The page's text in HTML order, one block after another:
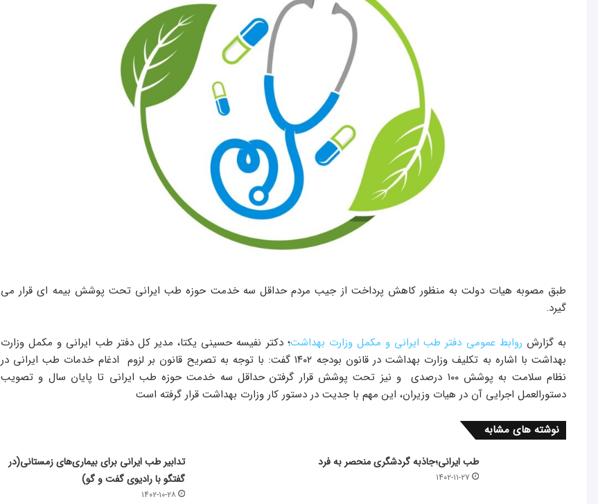
طبق مصوبه هیات دولت به منظور کاهش پرداخت از جیب مردم حداقل سه خدمت حوزه طب ایرانی تحت پوشش بیمه ای قرار می
گیرد.
به گزارش روابط عمومی دفتر طب ایرانی و مکمل وزارت بهداشت؛ دکتر نفیسه حسینی یکتا، مدیر کل دفتر طب ایرانی و مکمل وزارت
بهداشت با اشاره به تکلیف وزارت بهداشت در قانون بودجه ۱۴۰۲ گفت: با توجه به تصریح قانون بر لزوم ادغام خدمات طب ایرانی در
نظام سلامت به پوشش ۱۰۰ درصدی و نیز تحت پوشش قرار گرفتن حداقل سه خدمت حوزه طب ایرانی تا پایان سال و تصویب
دستورالعمل اجرایی آن در هیات وزیران، این مهم با جدیت در دستور کار وزارت بهداشت قرار گرفته است
نوشته های مشابه
طب ایرانی؛جاذبه گردشگری منحصر به فرد
۱۴۰۲-۱۱-۲۷
تدابیر طب ایرانی برای بیماری‌های زمستانی(در
گفتگو با رادیوی گفت و گو)
۱۴۰۲-۱۰-۲۸